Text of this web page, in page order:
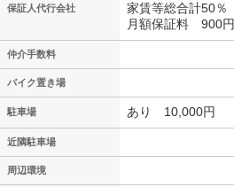
保証人代行会社
家賃等総合計50％
月額保証料 900円
仲介手数料
バイク置き場
駐車場 あり 10,000円
近隣駐車場
周辺環境